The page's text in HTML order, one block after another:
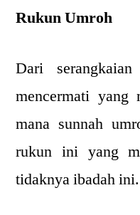
Rukun Umroh
Dari
mencermati yang
mana sunnah
rukun ini yang
tidaknya ibadah ini.